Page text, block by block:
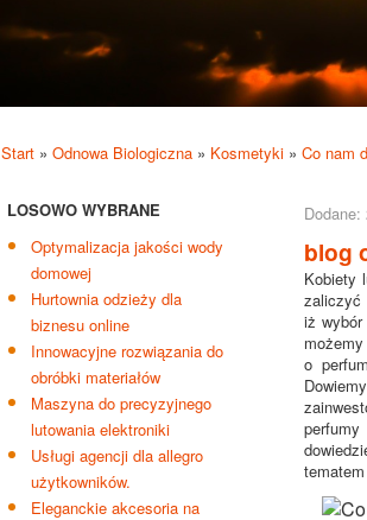
Start » Odnowa Biologiczna » Kosmetyki » Co nam
LOSOWO WYBRANE
Optymalizacja jakości wody
domowej
Hurtownia odzieży dla
biznesu online
Innowacyjne rozwiązania do
obróbki materiałów
Maszyna do precyzyjnego
lutowania elektroniki
Usługi agencji dla allegro
użytkowników.
Eleganckie akcesoria na
Dodane:
blog
Kobiety
zaliczyć
iż
o